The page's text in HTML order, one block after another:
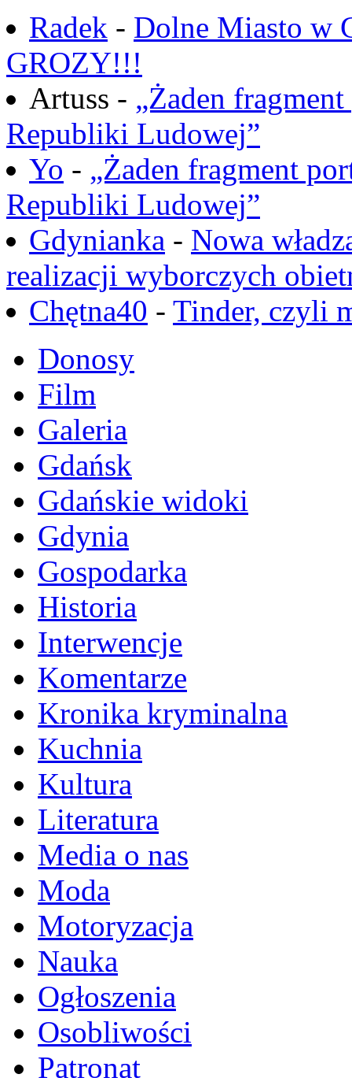
Radek - Dolne Miasto w
GROZY!!!
Artuss - „Żaden
Republiki Ludowej”
Yo - „Żaden fragment
Republiki Ludowej”
Gdynianka - Nowa
realizacji wyborczych
Chętna40 - Tinder, czyli
Donosy
Film
Galeria
Gdańsk
Gdańskie widoki
Gdynia
Gospodarka
Historia
Interwencje
Komentarze
Kronika kryminalna
Kuchnia
Kultura
Literatura
Media o nas
Moda
Motoryzacja
Nauka
Ogłoszenia
Osobliwości
Patronat